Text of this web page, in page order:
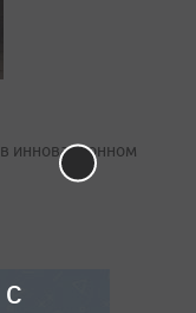
инновационном